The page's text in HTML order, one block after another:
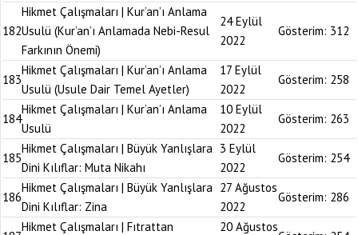
182
Hikmet Çalışmaları | Kur’an’ı Anlama
Usulü (Kur’an’ı Anlamada Nebi-Resul
Farkının Önemi)
24 Eylül
2022
Gösterim: 312
183
Hikmet Çalışmaları | Kur’an’ı Anlama
Usulü (Usule Dair Temel Ayetler)
17 Eylül
2022
Gösterim: 258
184
Hikmet Çalışmaları | Kur’an’ı Anlama
Usulü
10 Eylül
2022
Gösterim: 263
185
Hikmet Çalışmaları | Büyük Yanlışlara
Dini Kılıflar: Muta Nikahı
3 Eylül
2022
Gösterim: 254
186
Hikmet Çalışmaları | Büyük Yanlışlara
Dini Kılıflar: Zina
27 Ağustos
2022
Gösterim: 286
Hikmet Çalışmaları | Fıtrattan 20 Ağustos